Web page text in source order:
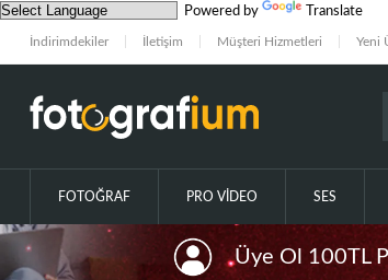
Powered by Translate
İndirimdekiler İletişim Müşteri Hizmetleri Yeni
FOTOĞRAF PRO VIDEO SES
Üye Ol 100TL